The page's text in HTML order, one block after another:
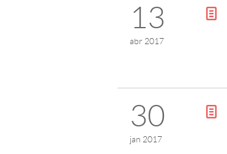
13
abr 2017
g
30
jan 2017
g